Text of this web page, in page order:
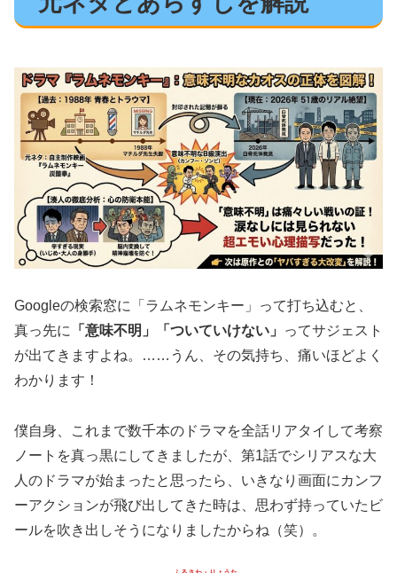
Googleの検索窓に「ラムネモンキー」って打ち込むと、
真っ先に 「意味不明」「ついていけない」
ってサジェスト
が出てきますよね。……うん、その気持ち、痛いほどよく
わかります！
僕自身、これまで数千本のドラマを全話リアタイして考察
ノートを真っ黒にしてきましたが、第1話でシリアスな大
人のドラマが始まったと思ったら、いきなり画面にカンフ
ーアクションが飛び出してきた時は、思わず持っていたビ
ールを吹き出しそうになりましたからね（笑）。